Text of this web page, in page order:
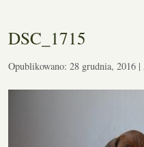
DSC_1715
Opublikowano: 28 grudnia, 2016